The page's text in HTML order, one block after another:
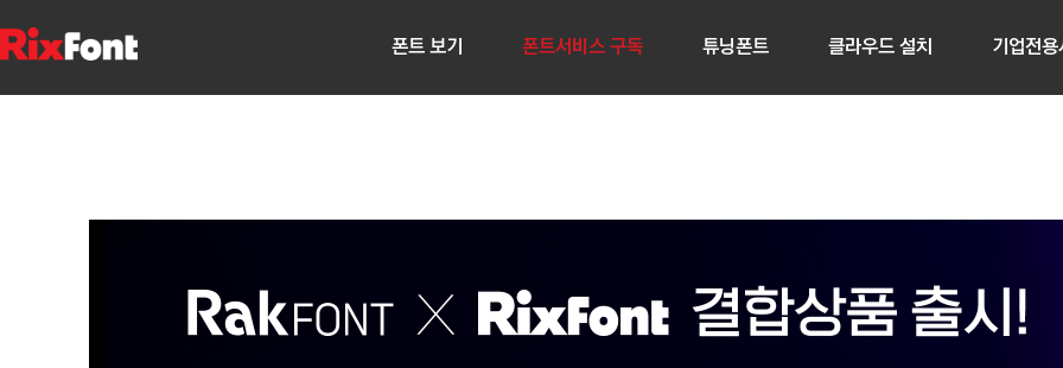
폰트 보기 폰트서비스 구독 튜닝폰트 클라우드 설치 기업전용